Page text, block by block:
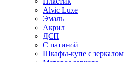
Alvic Luxe
Эмаль
Акрил
ДСП
С патиной
Шкафы-купе с зеркалом